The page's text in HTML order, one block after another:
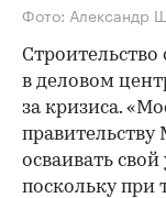
Фото: Александр
в деловом
за кризиса.
осваивать
поскольку при